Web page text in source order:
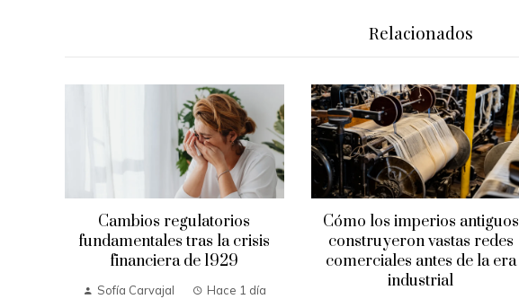
Relacionados
Cambios regulatorios
fundamentales tras la crisis
financiera de 1929
Sofía Carvajal Hace 1 día
Cómo los imperios antiguos
construyeron vastas redes
comerciales antes de la era
industrial